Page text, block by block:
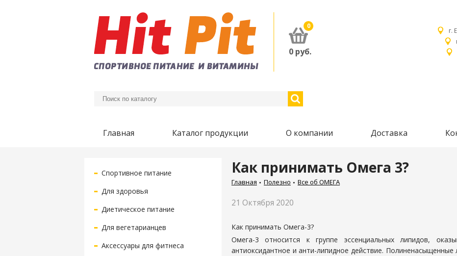
0
0 руб.
г.
Главная Каталог продукции О компании Доставка
Спортивное питание
Для здоровья
Диетическое питание
Для вегетарианцев
Аксессуары для фитнеса
Как принимать Омега 3?
Главная Полезно Все об ОМЕГА
21 Октября 2020
Как принимать Омега-3?
Омега-3 относится к группе эссенциальных липидов,
антиоксидантное и анти-липидное действие. Полиненасыщенные